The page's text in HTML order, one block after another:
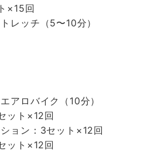
×15回
レッチ（5〜10分）
アロバイク（10分）
ット×12回
ョン：3セット×12回
ット×12回